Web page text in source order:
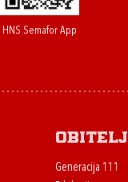
HNS Semafor App
Obitelj
Generacija 111